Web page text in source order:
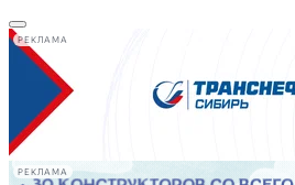
РЕКЛАМА
РЕКЛАМА